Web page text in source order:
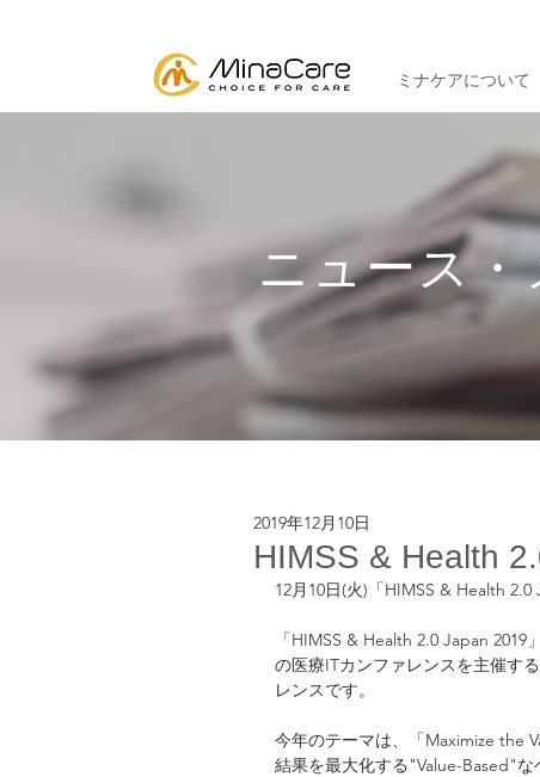
ミナケアについて
ニュース
HIMSS & Health
2019年12月10日
12月10日(火)「HIMSS & Health
「HIMSS & Health 2.0 Japan
の医療ITカンファレンスを主催す
レンスです。
今年のテーマは、「Maximize the
結果を最大化する"Value-Based"